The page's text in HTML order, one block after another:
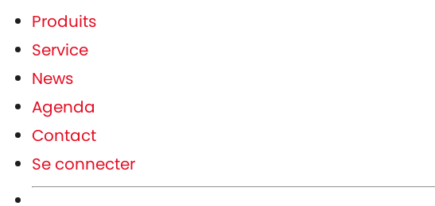
Produits
Service
News
Agenda
Contact
Se connecter